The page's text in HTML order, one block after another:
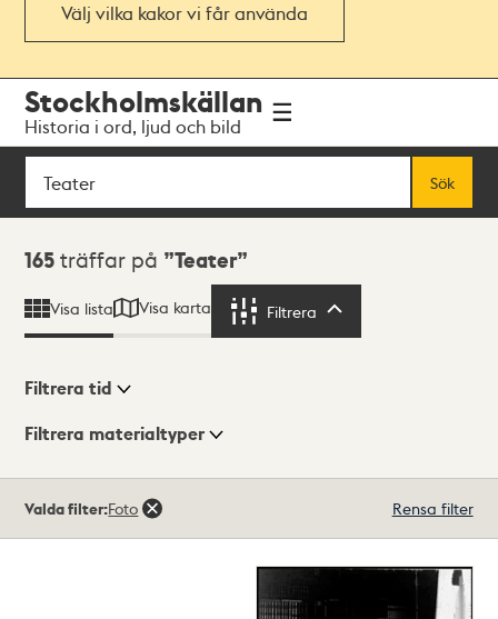
Välj vilka kakor vi får använda
navigationen
huvudinnehållet
Stockholmskällan
Historia i ord, ljud och bild
Sök
Sök
Sökresultat
165 träffar på Teater
Visa lista Visa karta Filtrera
Visningsläge
Filtrera tid
Filtrera materialtyper
165träffar
Valda filter:Foto Rensa filter